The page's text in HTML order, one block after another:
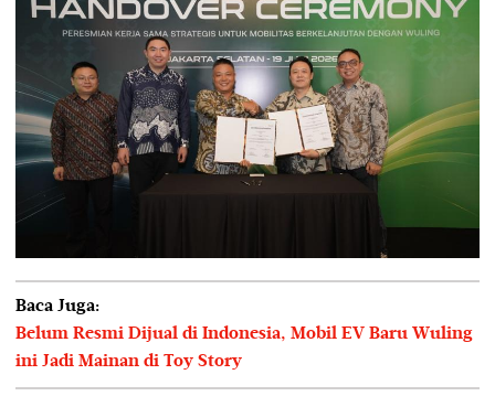
Baca Juga:
Belum Resmi Dijual di Indonesia, Mobil EV Baru Wuling
ini Jadi Mainan di Toy Story